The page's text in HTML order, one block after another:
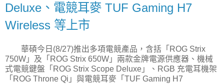
Deluxe、電競耳麥 TUF Gaming H7
Wireless 等上市
華碩今日(8/27)推出多項電競產品，含括「ROG Strix
750W」及「ROG Strix 650W」兩款金牌電源供應器、機械
式電競鍵盤「ROG Strix Scope Deluxe」、RGB 充電耳機架
「ROG Throne Qi」與電競耳麥「TUF Gaming H7